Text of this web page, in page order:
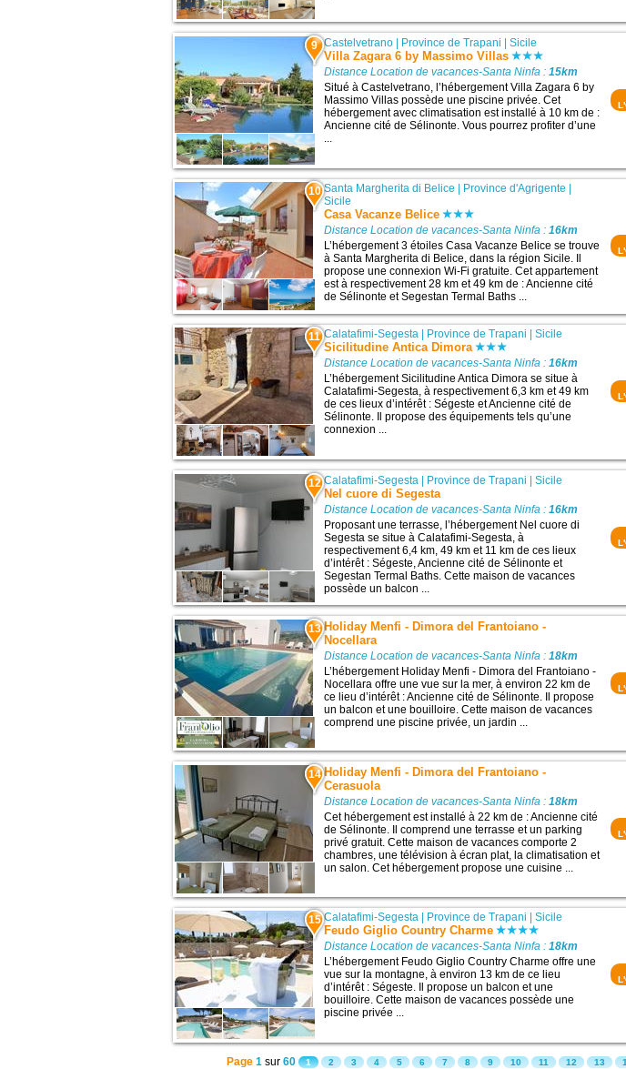
9 Castelvetrano Province de Trapani |Sicile
Villa Zagara 6 by Massimo Villas
Distance Location de vacances-Santa Ninfa :15km
Situé à Castelvetrano, l’hébergement Villa Zagara 6 by
Massimo Villas possède une piscine privée. Cet
hébergement avec climatisation est installé à 10 km de :
Ancienne cité de Sélinonte. Vous pourrez profiter d’une
...
10 Santa Margherita di Belice Province d'Agrigente
Sicile
Casa Vacanze Belice
Distance Location de vacances-Santa Ninfa :16km
L’hébergement 3 étoiles Casa Vacanze Belice se trouve
à Santa Margherita di Belice, dans la région Sicile. Il
propose une connexion Wi-Fi gratuite. Cet appartement
est à respectivement 28 km et 49 km de : Ancienne cité
de Sélinonte et Segestan Termal Baths ...
11 Calatafimi-Segesta Province de Trapani |Sicile
Sicilitudine Antica Dimora
Distance Location de vacances-Santa Ninfa :16km
L’hébergement Sicilitudine Antica Dimora se situe à
Calatafimi-Segesta, à respectivement 6,3 km et 49 km
de ces lieux d’intérêt : Ségeste et Ancienne cité de
Sélinonte. Il propose des équipements tels qu’une
connexion ...
12 Calatafimi-Segesta | Province de Trapani |Sicile
Nel cuore di Segesta
Distance Location de vacances-Santa Ninfa :16km
Proposant une terrasse, l’hébergement Nel cuore di
Segesta se situe à Calatafimi-Segesta, à
respectivement 6,4 km, 49 km et 11 km de ces lieux
d’intérêt : Ségeste, Ancienne cité de Sélinonte et
Segestan Termal Baths. Cette maison de vacances
possède un balcon ...
13 Holiday Menfi - Dimora del Frantoiano -
Nocellara
Distance Location de vacances-Santa Ninfa :18km
L’hébergement Holiday Menfi - Dimora del Frantoiano -
Nocellara offre une vue sur la mer, à environ 22 km de
ce lieu d’intérêt : Ancienne cité de Sélinonte. Il propose
un balcon et une bouilloire. Cette maison de vacances
comprend une piscine privée, un jardin ...
14 Holiday Menfi - Dimora del Frantoiano -
Cerasuola
Distance Location de vacances-Santa Ninfa :18km
Cet hébergement est installé à 22 km de : Ancienne cité
de Sélinonte. Il comprend une terrasse et un parking
privé gratuit. Cette maison de vacances comporte 2
chambres, une télévision à écran plat, la climatisation et
un salon. Cet hébergement propose une cuisine ...
15 Calatafimi-Segesta Province de Trapani |Sicile
Feudo Giglio Country Charme
Distance Location de vacances-Santa Ninfa :18km
L’hébergement Feudo Giglio Country Charme offre une
vue sur la montagne, à environ 13 km de ce lieu
d’intérêt : Ségeste. Il propose un balcon et une
bouilloire. Cette maison de vacances possède une
piscine privée ...
Page 1 sur60 1 2 3 4 5 6 7 8 9 10 11 12 13